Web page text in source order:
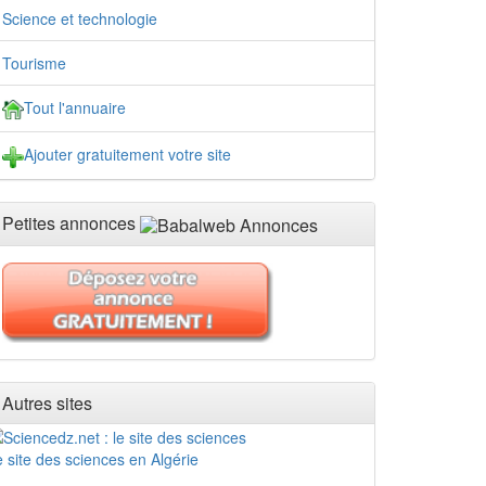
Science et technologie
Tourisme
Tout l'annuaire
Ajouter gratuitement votre site
Petites annonces
Autres sites
site des sciences en Algérie